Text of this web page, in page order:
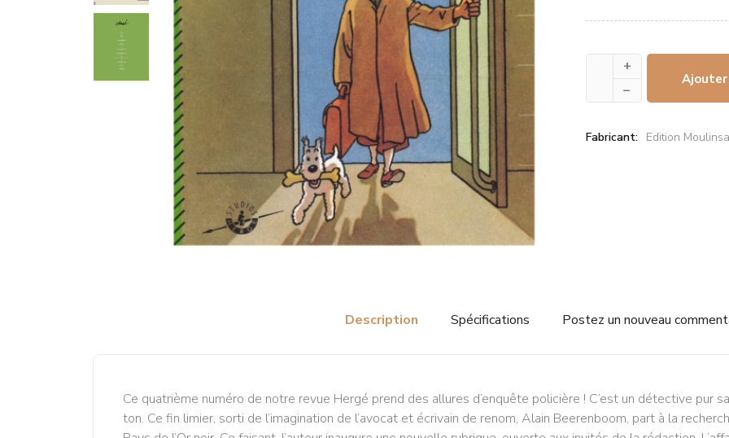
+
–
Ajouter
Fabricant: Edition
Description Spécifications Postez un nouveau
Ce quatrième numéro de notre revue Hergé prend des allures d’enquête policière ! C’est un détective pur
ton. Ce fin limier, sorti de l’imagination de l’avocat et écrivain de renom, Alain Beerenboom, part à la